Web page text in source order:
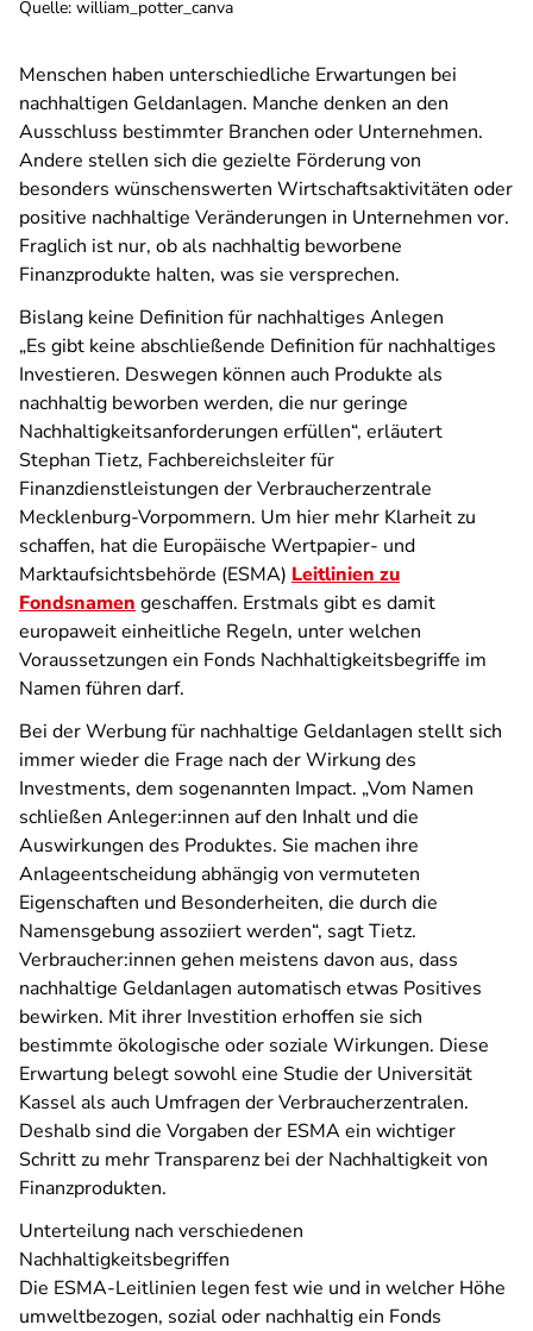
Quelle: william_potter_canva
Menschen haben unterschiedliche Erwartungen bei
nachhaltigen Geldanlagen. Manche denken an den
Ausschluss bestimmter Branchen oder Unternehmen.
Andere stellen sich die gezielte Förderung von
besonders wünschenswerten Wirtschaftsaktivitäten oder
positive nachhaltige Veränderungen in Unternehmen vor.
Fraglich ist nur, ob als nachhaltig beworbene
Finanzprodukte halten, was sie versprechen.
Bislang keine Definition für nachhaltiges Anlegen
„Es gibt keine abschließende Definition für nachhaltiges
Investieren. Deswegen können auch Produkte als
nachhaltig beworben werden, die nur geringe
Nachhaltigkeitsanforderungen erfüllen“, erläutert
Stephan Tietz, Fachbereichsleiter für
Finanzdienstleistungen der Verbraucherzentrale
Mecklenburg-Vorpommern. Um hier mehr Klarheit zu
schaffen, hat die Europäische Wertpapier- und
Marktaufsichtsbehörde (ESMA) Leitlinien zu
Fondsnamen geschaffen. Erstmals gibt es damit
europaweit einheitliche Regeln, unter welchen
Voraussetzungen ein Fonds Nachhaltigkeitsbegriffe im
Namen führen darf.
Bei der Werbung für nachhaltige Geldanlagen stellt sich
immer wieder die Frage nach der Wirkung des
Investments, dem sogenannten Impact. „Vom Namen
schließen Anleger:innen auf den Inhalt und die
Auswirkungen des Produktes. Sie machen ihre
Anlageentscheidung abhängig von vermuteten
Eigenschaften und Besonderheiten, die durch die
Namensgebung assoziiert werden“, sagt Tietz.
Verbraucher:innen gehen meistens davon aus, dass
nachhaltige Geldanlagen automatisch etwas Positives
bewirken. Mit ihrer Investition erhoffen sie sich
bestimmte ökologische oder soziale Wirkungen. Diese
Erwartung belegt sowohl eine Studie der Universität
Kassel als auch Umfragen der Verbraucherzentralen.
Deshalb sind die Vorgaben der ESMA ein wichtiger
Schritt zu mehr Transparenz bei der Nachhaltigkeit von
Finanzprodukten.
Unterteilung nach verschiedenen
Nachhaltigkeitsbegriffen
Die ESMA-Leitlinien legen fest wie und in welcher Höhe
umweltbezogen, sozial oder nachhaltig ein Fonds